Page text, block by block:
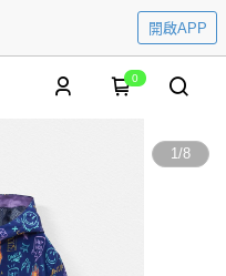
開啟APP
0
1/8